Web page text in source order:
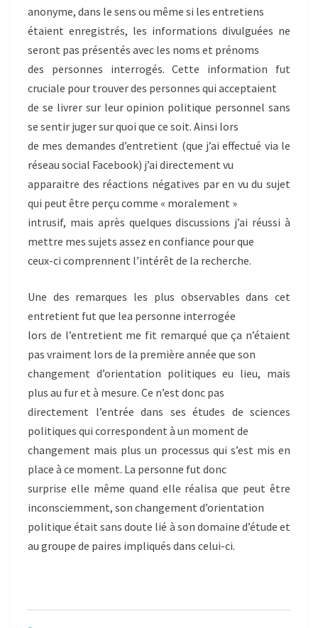
anonyme, dans le sens ou même si les entretiens
étaient enregistrés, les informations divulguées ne
seront pas présentés avec les noms et prénoms
des personnes interrogés. Cette information fut
cruciale pour trouver des personnes qui acceptaient
de se livrer sur leur opinion politique personnel sans
se sentir juger sur quoi que ce soit. Ainsi lors
de mes demandes d’entretient (que j’ai effectué via le
réseau social Facebook) j’ai directement vu
apparaitre des réactions négatives par en vu du sujet
qui peut être perçu comme « moralement »
intrusif, mais après quelques discussions j’ai réussi à
mettre mes sujets assez en confiance pour que
ceux-ci comprennent l’intérêt de la recherche.
Une des remarques les plus observables dans cet
entretient fut que lea personne interrogée
lors de l’entretient me fit remarqué que ça n’étaient
pas vraiment lors de la première année que son
changement d’orientation politiques eu lieu, mais
plus au fur et à mesure. Ce n’est donc pas
directement l’entrée dans ses études de sciences
politiques qui correspondent à un moment de
changement mais plus un processus qui s’est mis en
place à ce moment. La personne fut donc
surprise elle même quand elle réalisa que peut être
inconsciemment, son changement d’orientation
politique était sans doute lié à son domaine d’étude et
au groupe de paires impliqués dans celui-ci.